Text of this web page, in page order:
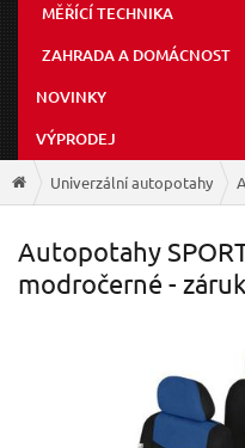
MĚŘÍCÍ TECHNIKA
ZAHRADA A DOMÁCNOST
NOVINKY
VÝPRODEJ
Univerzální autopotahy
Autopotahy
modročerné -